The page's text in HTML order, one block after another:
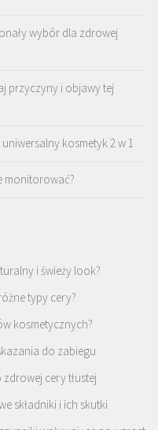
wybór dla zdrowej
przyczyny i objawy tej
kosmetyk 2 w 1
monitorować?
i świeży look?
typy cery?
kosmetycznych?
do zabiegu
cery tłustej
składniki i ich skutki